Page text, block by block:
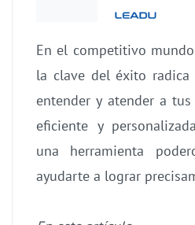
En el competitivo
la clave del éxito
entender y atender a
eficiente y
una herramienta
ayudarte a lograr